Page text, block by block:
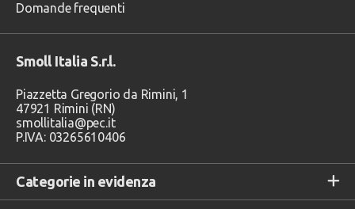
Categorie in evidenza
Domande frequenti
Smoll Italia S.r.l.
Piazzetta Gregorio da Rimini, 1
47921 Rimini (RN)
smollitalia@pec.it
P.IVA: 03265610406